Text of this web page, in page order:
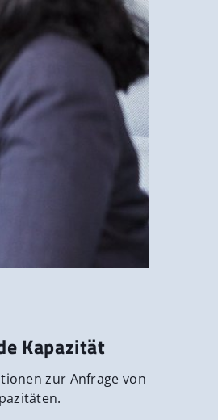
Kapazität
zur Anfrage von